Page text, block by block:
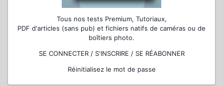
Tous nos tests Premium, Tutoriaux,
PDF d'articles (sans pub) et fichiers natifs de caméras ou de
boîtiers photo.
SE CONNECTER / S'INSCRIRE / SE RÉABONNER
Réinitialisez le mot de passe